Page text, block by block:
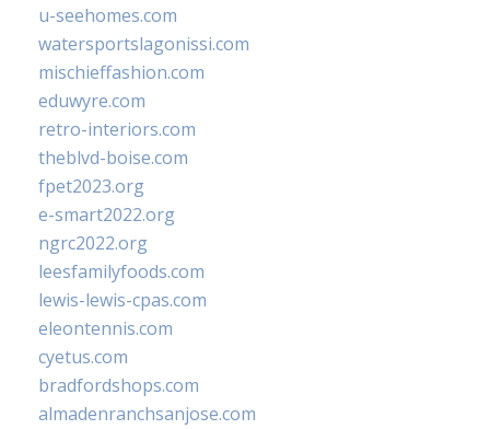
u-seehomes.com
watersportslagonissi.com
mischieffashion.com
eduwyre.com
retro-interiors.com
theblvd-boise.com
fpet2023.org
e-smart2022.org
ngrc2022.org
leesfamilyfoods.com
lewis-lewis-cpas.com
eleontennis.com
cyetus.com
bradfordshops.com
almadenranchsanjose.com